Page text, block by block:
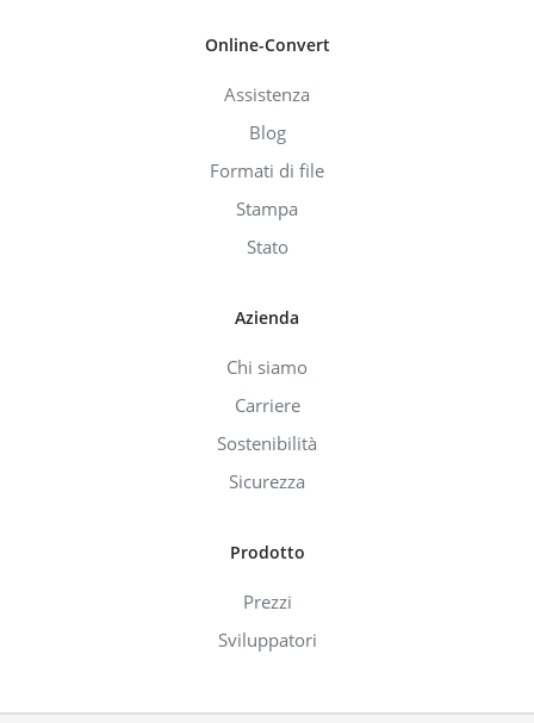
Online-Convert
Assistenza
Blog
Formati di file
Stampa
Stato
Azienda
Chi siamo
Carriere
Sostenibilità
Sicurezza
Prodotto
Prezzi
Sviluppatori